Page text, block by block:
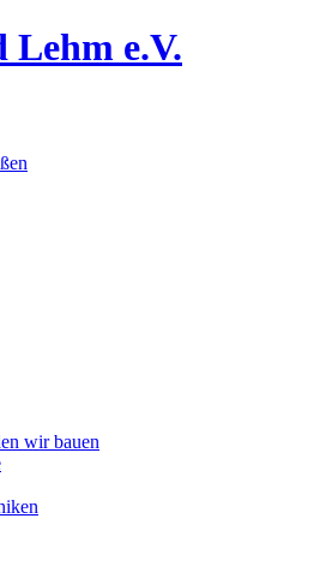
Lehm e.V.
wir bauen